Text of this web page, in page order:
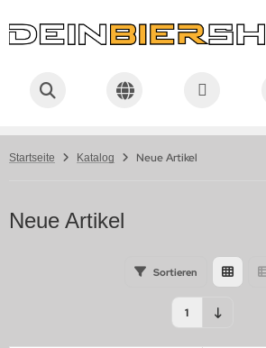
Startseite Katalog Neue Artikel
Neue Artikel
Sortieren
1